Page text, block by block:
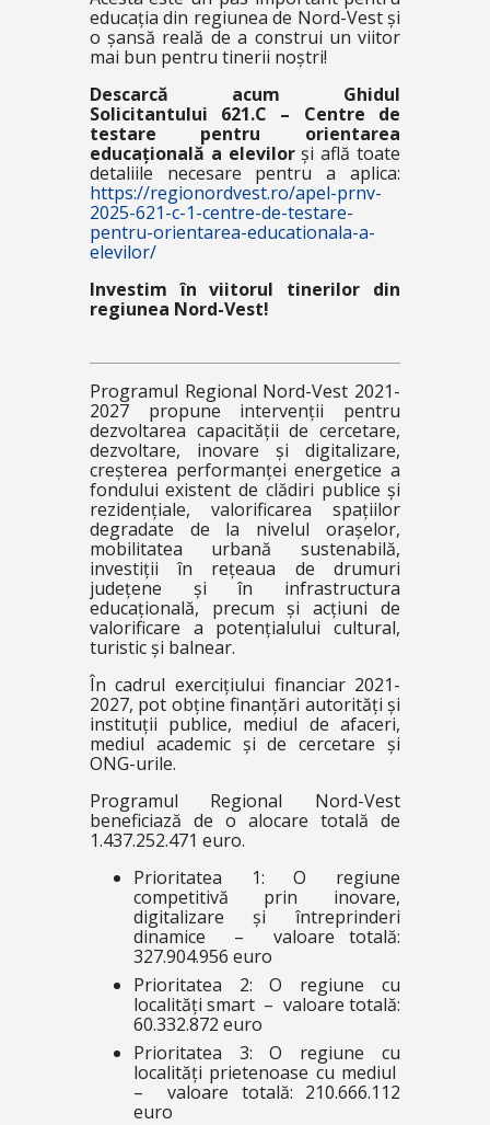
educația din regiunea de Nord-Vest și
o șansă reală de a construi un viitor
mai bun pentru tinerii noștri!
Descarcă acum Ghidul
Solicitantului 621.C – Centre de
testare pentru orientarea
educațională a elevilorși află toate
detaliile necesare pentru a aplica:
https://regionordvest.ro/apel-prnv-
2025-621-c-1-centre-de-testare-
pentru-orientarea-educationala-a-
elevilor/
Investim în viitorul tinerilor din
regiunea Nord-Vest!
Programul Regional Nord-Vest 2021-
2027 propune intervenții pentru
dezvoltarea capacității de cercetare,
dezvoltare, inovare și digitalizare,
creșterea performanței energetice a
fondului existent de clădiri publice și
rezidențiale, valorificarea spațiilor
degradate de la nivelul orașelor,
mobilitatea urbană sustenabilă,
investiții în rețeaua de drumuri
județene și în infrastructura
educațională, precum și acțiuni de
valorificare a potențialului cultural,
turistic și balnear.
În cadrul exercițiului financiar 2021-
2027, pot obține finanțări autorități și
instituții publice, mediul de afaceri,
mediul academic și de cercetare și
ONG-urile.
Programul Regional Nord-Vest
beneficiază de o alocare totală de
1.437.252.471 euro.
Prioritatea 1: O regiune
competitivă prin inovare,
digitalizare și întreprinderi
dinamice – valoare totală:
327.904.956 euro
Prioritatea 2: O regiune cu
localități smart – valoare totală:
60.332.872 euro
Prioritatea 3: O regiune cu
localități prietenoase cu mediul
– valoare totală: 210.666.112
euro